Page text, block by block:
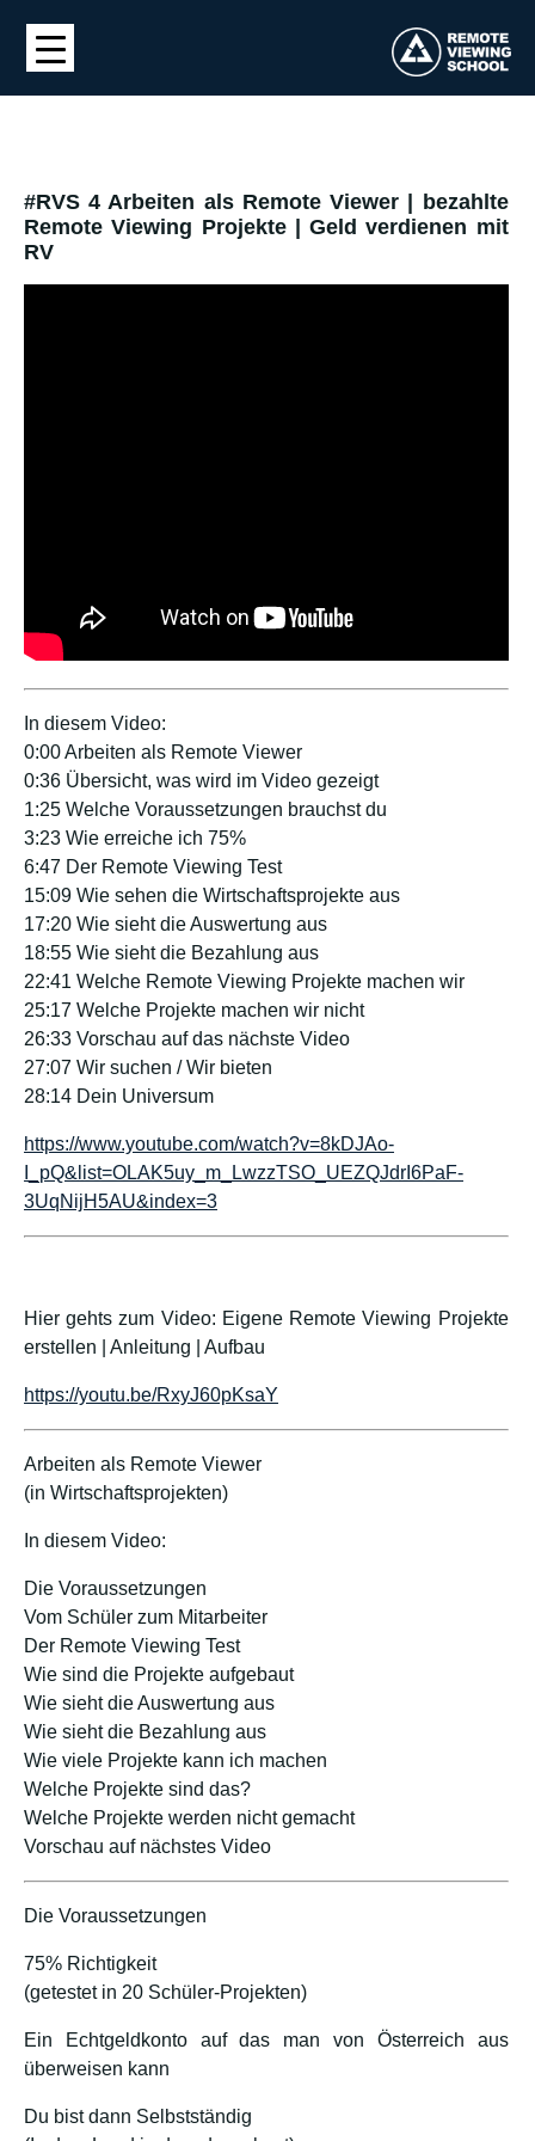
#RVS 4 Arbeiten als Remote Viewer | bezahlte
Remote Viewing Projekte | Geld verdienen mit
RV
In diesem Video:
0:00 Arbeiten als Remote Viewer
0:36 Übersicht, was wird im Video gezeigt
1:25 Welche Voraussetzungen brauchst du
3:23 Wie erreiche ich 75%
6:47 Der Remote Viewing Test
15:09 Wie sehen die Wirtschaftsprojekte aus
17:20 Wie sieht die Auswertung aus
18:55 Wie sieht die Bezahlung aus
22:41 Welche Remote Viewing Projekte machen wir
25:17 Welche Projekte machen wir nicht
26:33 Vorschau auf das nächste Video
27:07 Wir suchen / Wir bieten
28:14 Dein Universum
https://www.youtube.com/watch?v=8kDJAo-
I_pQ&list=OLAK5uy_m_LwzzTSO_UEZQJdrI6PaF-
3UqNijH5AU&index=3
Hier gehts zum Video: Eigene Remote Viewing Projekte
erstellen | Anleitung | Aufbau
https://youtu.be/RxyJ60pKsaY
Arbeiten als Remote Viewer
(in Wirtschaftsprojekten)
In diesem Video:
Die Voraussetzungen
Vom Schüler zum Mitarbeiter
Der Remote Viewing Test
Wie sind die Projekte aufgebaut
Wie sieht die Auswertung aus
Wie sieht die Bezahlung aus
Wie viele Projekte kann ich machen
Welche Projekte sind das?
Welche Projekte werden nicht gemacht
Vorschau auf nächstes Video
Die Voraussetzungen
75% Richtigkeit
(getestet in 20 Schüler-Projekten)
Ein Echtgeldkonto auf das man von Österreich aus
überweisen kann
Du bist dann Selbstständig